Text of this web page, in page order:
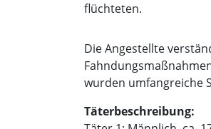
flüchteten.
Die Angestellte
wurden umfangreiche
Täterbeschreibung: